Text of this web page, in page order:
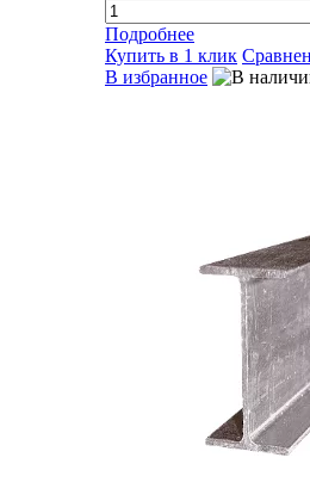
Подробнее
Купить в 1 клик
В избранное